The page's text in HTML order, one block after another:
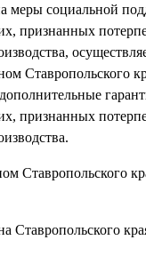
меры социальной
признанных
Ставропольского
признанных
Ставропольского
Ставропольского